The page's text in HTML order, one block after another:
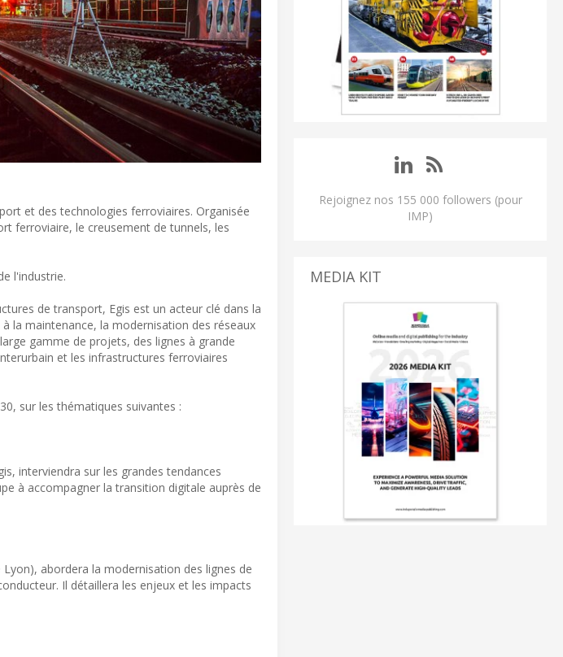
et des technologies ferroviaires. Organisée
ferroviaire, le creusement de tunnels, les
l'industrie.
de transport, Egis est un acteur clé dans la
la maintenance, la modernisation des réseaux
gamme de projets, des lignes à grande
et les infrastructures ferroviaires
sur les thématiques suivantes :
interviendra sur les grandes tendances
à accompagner la transition digitale auprès de
abordera la modernisation des lignes de
Il détaillera les enjeux et les impacts
Rejoignez nos 155 000 followers (pour
IMP)
MEDIA KIT